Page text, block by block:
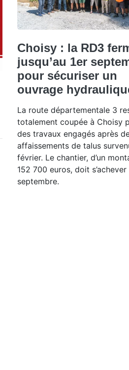
Choisy : la RD3
jusqu’au 1er
pour sécuriser un
ouvrage
La route départementale 3
totalement coupée à Choisy
des travaux engagés après
affaissements de talus
février. Le chantier, d’un
152 700 euros, doit s’achever
septembre.